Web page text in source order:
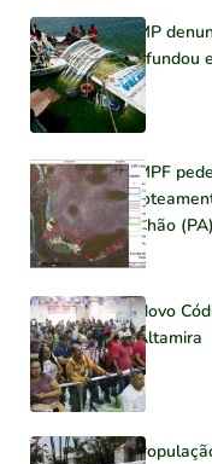
MP
afundou
MPF
Chão (PA)
Novo
Altamira